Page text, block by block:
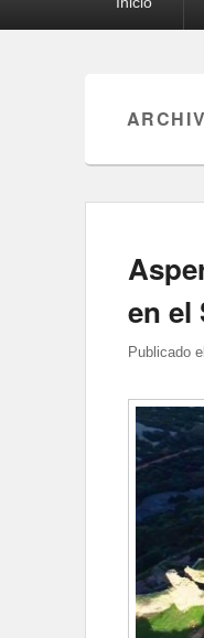
en el
Publicado el